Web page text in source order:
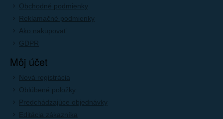
Obchodné podmienky
Reklamačné podmienky
Ako nakupovať
GDPR
Môj účet
Nová registrácia
Oblúbené položky
Predchádzajúce objednávky
Editácia zákazníka